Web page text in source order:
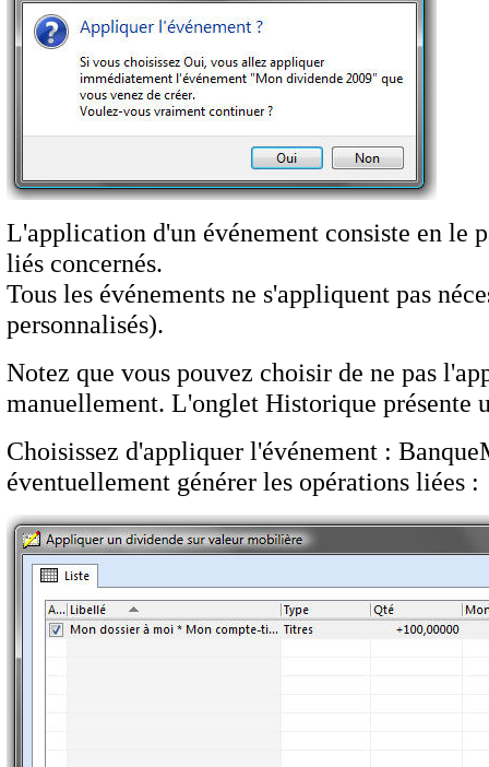
L'application d'un événement consiste en le
liés concernés.
Tous les événements ne s'appliquent pas
personnalisés).
Notez que vous pouvez choisir de ne pas
manuellement. L'onglet Historique présente
Choisissez d'appliquer l'événement :
éventuellement générer les opérations liées :